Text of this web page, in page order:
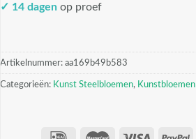
✓ 14 dagen op proef
Artikelnummer: aa169b49b583
Categorieën: Kunst Steelbloemen, Kunstbloemen